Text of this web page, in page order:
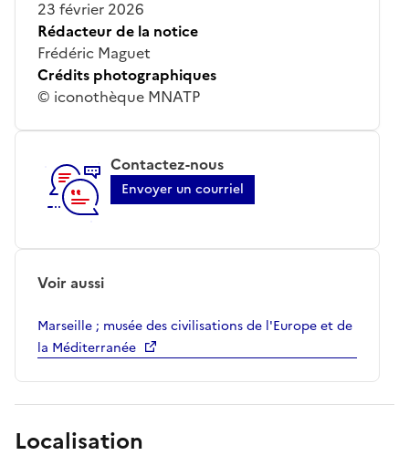
23 février 2026
Rédacteur de la notice
Frédéric Maguet
Crédits photographiques
© iconothèque MNATP
Contactez-nous
Envoyer un courriel
Voir aussi
Marseille ; musée des civilisations de l'Europe et de
la Méditerranée
Localisation